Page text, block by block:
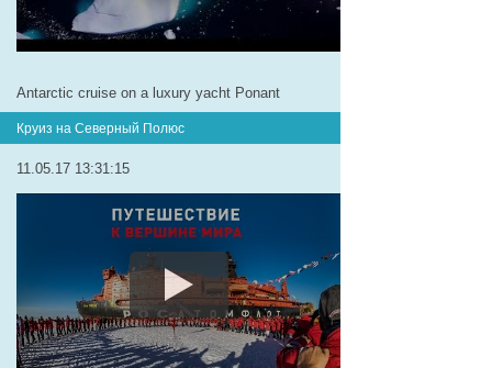
Antarctic cruise on a luxury yacht Ponant
Круиз на Северный Полюс
11.05.17 13:31:15